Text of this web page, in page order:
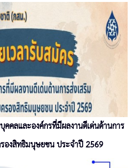
คลและองค์กรที่มีผลงานดีเด่นด้านการ
องสิทธิมนุษยชน ประจำปี 2569